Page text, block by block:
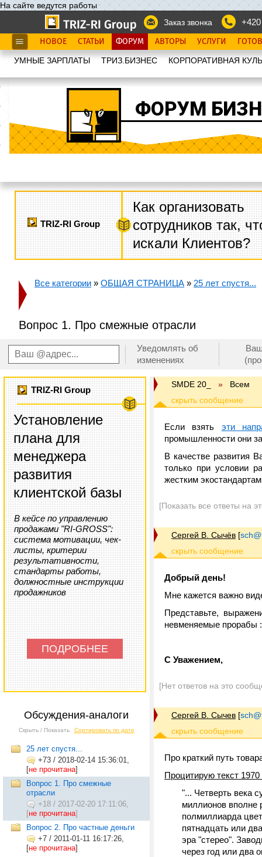
На сайте ведутся работы
Заказ звонка
НОВОЕ СТАТЬИ ФОРУМ АВТОРЫ УСЛУГИ
УМНЫЕ ЗАРПЛАТЫ ТРИЗ.БИЗНЕС КОРПОРАТИВНАЯ
ФОРУМ
TRIZ-RI Group
Как организовать
сотрудников так,
искали Клиентов?
Все категории » ОБЩАЯ СТРАНИЦА » 25 лет спустя...
Вопрос 1. Про смежные отрасли
Уведомлять об
изменениях
TRIZ-RI Group
Установление
плана для
менеджера
развития
клиентской базы
В кейсе по управлению
продажами "RI-GROSS":
система мотивации, чек-
листы, критерии
результативности,
стандарты работы,
должностные инструкции
продажников
ПОДРОБНЕЕ
Обсуждения-аналоги
Скрыть / Показать Сортировать по дате
25 лет спустя...
+73 / 2018-02-14 15:36:01,
[не прочитана]
Вопрос 1. Про смежные
отрасли
+18 / 2017-02-20 17:11:06,
[не прочитана]
Вопрос 2. Про частные деньги
+7 / 2011-01-11 16:17:26,
[не прочитана]
SMDE 20_ » Всем
Если взять эти
промышленности они
В качестве развития
только при условии
жестким
[Показать все ответы на
Сергей В. Сычёв [
Добрый день!
Мне кажется важно
Представьте,
невменяемые прорабы
С Уважением,
[Нет ответов на это
Сергей В. Сычев [
Про краткий путь
Процитирую текст 1970
"... Четверть века
миллионов вполне
полмиллиарда
пятнадцать или
эра "стерео".
через год или два